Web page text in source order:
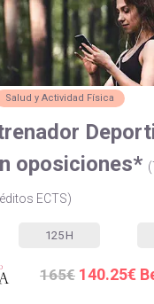
Salud y Actividad Física
oposiciones*
ECTS)
125 H
165€ 140.25€